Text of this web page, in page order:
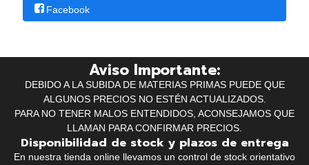
Facebook
Aviso Importante:
DEBIDO A LA SUBIDA DE MATERIAS PRIMAS PUEDE QUE
ALGUNOS PRECIOS NO ESTÉN ACTUALIZADOS.
PARA NO TENER MALOS ENTENDIDOS, ACONSEJAMOS QUE
LLAMAN PARA CONFIRMAR PRECIOS.
Disponibilidad de stock y plazos de entrega
En nuestra tienda online llevamos un control de stock orientativo